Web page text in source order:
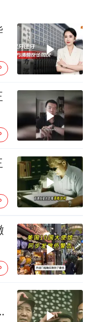
全体市民书》
从来没有“独立”过
奖演讲落泪
人民的健康、体质、幸福一脉相承